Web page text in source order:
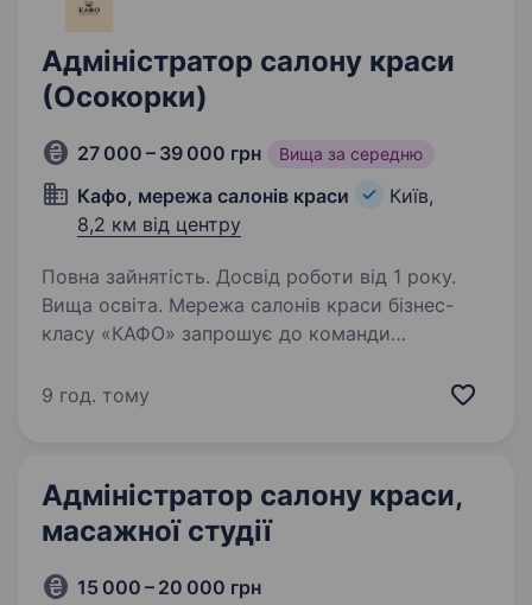
Адміністратор салону краси
(Осокорки)
27 000 – 39 000 грн Вища за середню
Кафо, мережа салонів краси
Київ,
8,2 км від центру
Повна зайнятість. Досвід роботи від 1 року.
Вища освіта. Мережа салонів краси бізнес-
класу «КАФО» запрошує до команди
з людьми, вмієте створювати сервіс високого
9 год. тому
Адміністратор салону краси,
масажної студії
15 000 – 20 000 грн